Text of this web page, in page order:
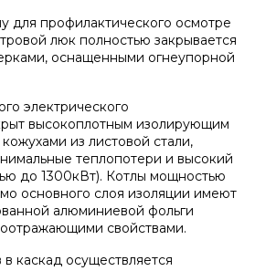
котлы Vaillant
конденсационные котлы
котлы Vaillant
конденсационные
для профилактического осмотре
люк полностью закрывается
оснащенными огнеупорной
электрического
высокоплотным изолирующим
из листовой стали,
теплопотери и высокий
до 1300кВт). Котлы мощностью
основного слоя изоляции имеют
алюминиевой фольги
свойствами.
каскад осуществляется